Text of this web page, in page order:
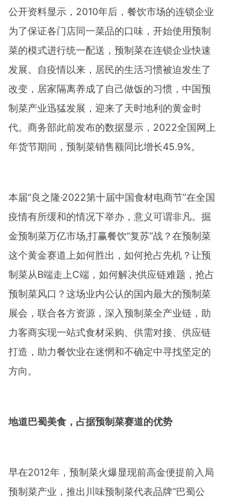
公开资料显示，2010年后，餐饮市场的连锁企业
为了保证各门店同一菜品的口味，开始使用预制
菜的模式进行统一配送，预制菜在连锁企业快速
发展。自疫情以来，居民的生活习惯被迫发生了
改变，居家隔离养成了自己做饭的习惯，中国预
制菜产业迅猛发展，迎来了天时地利的黄金时
代。商务部此前发布的数据显示，2022全国网上
年货节期间，预制菜销售额同比增长45.9%。
本届“良之隆·2022第十届中国食材电商节”在全国
疫情有所缓和的情况下举办，意义可谓非凡。掘
金预制菜万亿市场,打赢餐饮“复苏”战？在预制菜
这个黄金赛道上如何胜出，如何抢占先机？让预
制菜从B端走上C端，如何解决供应链难题，抢占
预制菜风口？这场业内公认的国内最大的预制菜
展会，联合各方资源，深入预制菜全产业链，助
力客商实现一站式食材采购、供需对接、供应链
打造，助力餐饮业在迷惘和不确定中寻找坚定的
方向。
地道巴蜀美食， 占据预制菜赛道的优势
早在2012年，预制菜火爆显现前高金便提前入局
预制菜产业，推出川味预制菜代表品牌“巴蜀公